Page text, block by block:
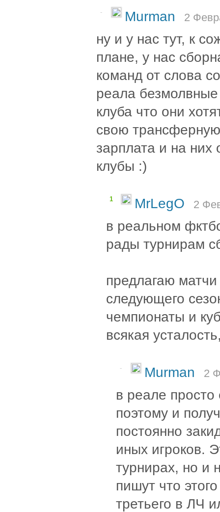
- Murman 2
ну и у нас тут, к
плане, у нас
команд от слова
реала безмолвные
клуба что они
свою
зарплата и на
клубы :)
1 MrLegO 2
в реальном
рады турнирам
предлагаю
следующего
чемпионаты и
всякая
- Murman 2
в реале просто
поэтому и
постоянно
иных игроков.
турнирах, но и
пишут что
третьего в ЛЧ